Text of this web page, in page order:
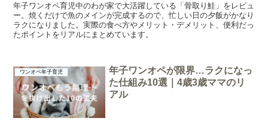
年子ワンオペ育児中のわが家で大活躍している「骨取り鮭」をレビュ
ー。焼くだけで魚のメインが完成するので、忙しい日の夕飯がかなり
ラクになりました。実際の食べ方やメリット・デメリット、便利だっ
たポイントをリアルにまとめています。
ワンオペ年子育児
年子ワンオペが限界…ラクになっ
た仕組み10選｜4歳3歳ママのリ
アル